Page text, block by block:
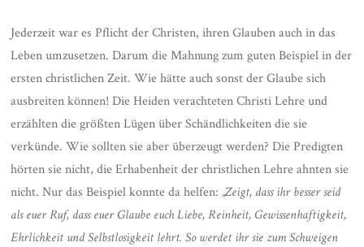
Jederzeit war es Pflicht der Christen, ihren Glauben auch in das
Leben umzusetzen. Darum die Mahnung zum guten Beispiel in der
ersten christlichen Zeit. Wie hätte auch sonst der Glaube sich
ausbreiten können! Die Heiden verachteten Christi Lehre und
erzählten die größten Lügen über Schändlichkeiten die sie
verkünde. Wie sollten sie aber überzeugt werden? Die Predigten
hörten sie nicht, die Erhabenheit der christlichen Lehre ahnten sie
nicht. Nur das Beispiel konnte da helfen:„Zeigt, dass ihr besser seid
als euer Ruf, dass euer Glaube euch Liebe, Reinheit, Gewissenhaftigkeit,
Ehrlichkeit und Selbstlosigkeit lehrt. So werdet ihr sie zum Schweigen